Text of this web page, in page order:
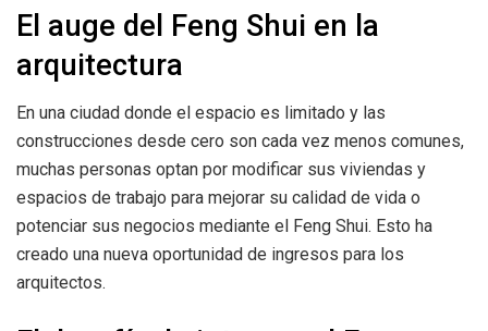
El auge del Feng Shui en la
arquitectura
En una ciudad donde el espacio es limitado y las
construcciones desde cero son cada vez menos comunes,
muchas personas optan por modificar sus viviendas y
espacios de trabajo para mejorar su calidad de vida o
potenciar sus negocios mediante el Feng Shui. Esto ha
creado una nueva oportunidad de ingresos para los
arquitectos.